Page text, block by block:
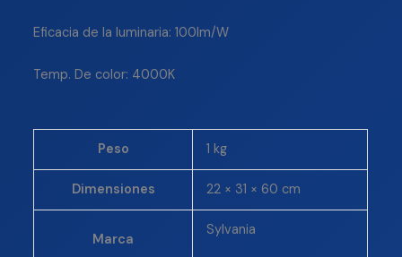
Eficacia de la luminaria: 100lm/W
Temp. De color: 4000K
Peso 1 kg
Dimensiones 22 × 31 × 60 cm
Marca
Sylvania